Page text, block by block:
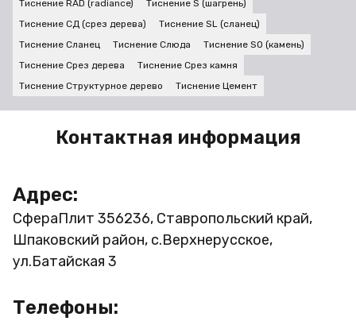
Тиснение RAD (radiance)
Тиснение S (шагрень)
Тиснение СД (срез дерева)
Тиснение SL (сланец)
Тиснение Сланец
Тиснение Слюда
Тиснение SO (камень)
Тиснение Срез дерева
Тиснение Срез камня
Тиснение Структурное дерево
Тиснение Цемент
Контактная информация
Адрес:
СфераПлит 356236, Ставропольский край,
Шпаковский район, с.Верхнерусское,
ул.Батайская 3
Телефоны: